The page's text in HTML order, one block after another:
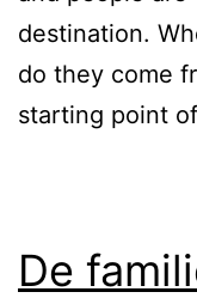
destination.
do they come
starting point
De